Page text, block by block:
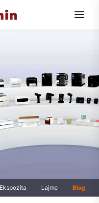
Ekspozita Lajme Blog